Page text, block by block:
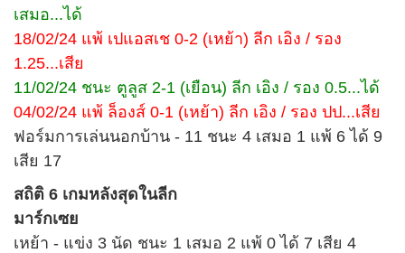
เสมอ...ได้
18/02/24 แพ้ เปแอสเช 0-2 (เหย้า) ลีก เอิง / รอง
1.25...เสีย
11/02/24 ชนะ ตูลูส 2-1 (เยือน) ลีก เอิง / รอง 0.5...ได้
04/02/24 แพ้ ล็องส์ 0-1 (เหย้า) ลีก เอิง / รอง ปป...เสีย
ฟอร์มการเล่นนอกบ้าน - 11 ชนะ 4 เสมอ 1 แพ้ 6 ได้ 9
เสีย 17
สถิติ 6 เกมหลังสุดในลีก
มาร์กเซย
เหย้า - แข่ง 3 นัด ชนะ 1 เสมอ 2 แพ้ 0 ได้ 7 เสีย 4